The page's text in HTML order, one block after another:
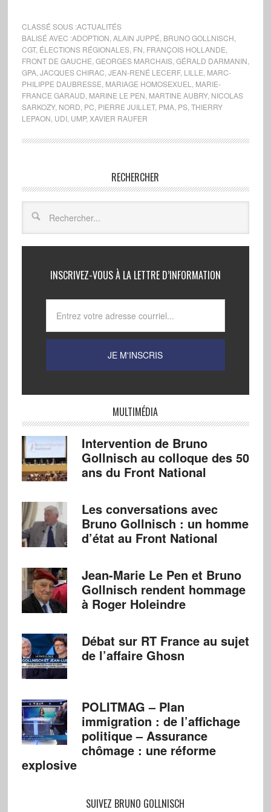
CLASSÉ SOUS :ACTUALITÉS
BALISÉ AVEC :ADOPTION ALAIN JUPPÉ BRUNO GOLLNISCH
CGT, ÉLECTIONS RÉGIONALES, FN FRANÇOIS HOLLANDE
FRONT DE GAUCHE GEORGES MARCHAIS, GÉRALD DARMANIN
GPA, JACQUES CHIRAC JEAN-RENÉ LECERF, LILLE MARC-
PHILIPPE DAUBRESSE MARIAGE HOMOSEXUEL
MARIE-
FRANCE GARAUD MARINE LE PEN MARTINE AUBRY, NICOLAS
SARKOZY, NORD PC PIERRE JUILLET, PMA, PS, THIERRY
LEPAON UDI, UMP, XAVIER RAUFER
RECHERCHER
INSCRIVEZ-VOUS À LA LETTRE D’INFORMATION
MULTIMÉDIA
Intervention de Bruno
Gollnisch au colloque des 50
ans du Front National
Les conversations avec
Bruno Gollnisch : un homme
d’état au Front National
Jean-Marie Le Pen et Bruno
Gollnisch rendent hommage
à Roger Holeindre
Débat sur RT France au sujet
de l’affaire Ghosn
POLITMAG – Plan
immigration : de l’affichage
politique – Assurance
chômage : une réforme
explosive
SUIVEZ BRUNO GOLLNISCH